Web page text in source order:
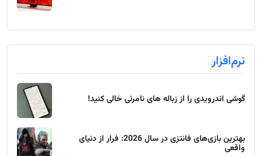
نرم‌افزار
گوشی اندرویدی را از زباله های نامرئی خالی کنید!
بهترین بازی‌های فانتزی در سال 2026: فرار از دنیای
واقعی